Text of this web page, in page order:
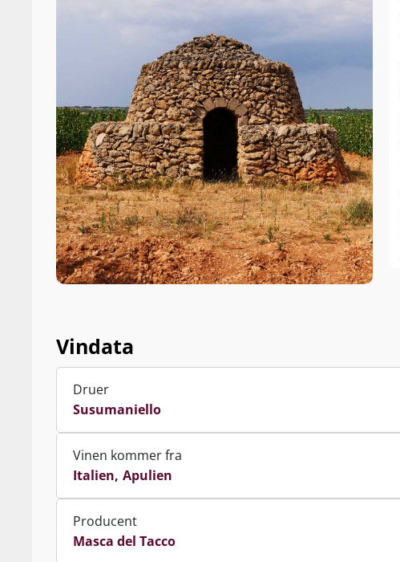
Vindata
Druer
Susumaniello
Vinen kommer fra
Italien Apulien
Producent
Masca del Tacco